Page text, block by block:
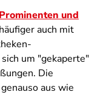
und
auch mit
um "gekaperte"
Die
aus wie